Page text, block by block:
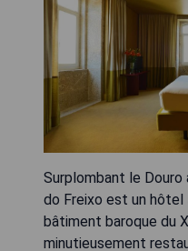
Surplombant le
do Freixo est un
bâtiment baroque du
minutieusement